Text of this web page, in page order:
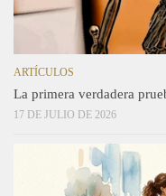
ARTÍCULOS
La primera verdadera
17 DE JULIO DE 2026